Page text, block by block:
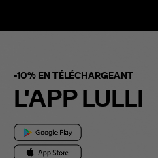
-10% EN TÉLÉCHARGEANT
L'APP LULLI